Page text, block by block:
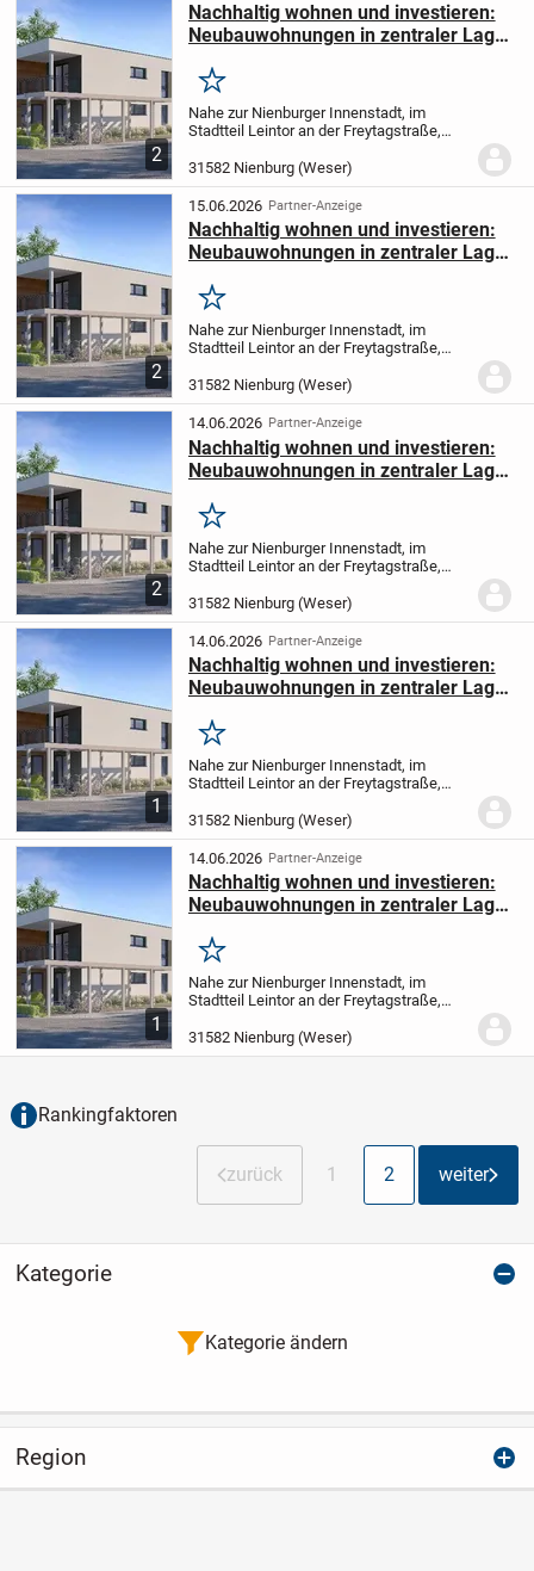
2
Nachhaltig wohnen und investieren:
Neubauwohnungen in zentraler Lage
Merken
Nahe zur Nienburger Innenstadt, im
Stadtteil Leintor an der Freytagstraße,
Bungalows und 7 Eigentumswohnungen.
Das Projekt wird nach modernen
baulichen Kriterien...
31582 Nienburg (Weser)
2
15.06.2026 Partner-Anzeige
Nachhaltig wohnen und investieren:
Neubauwohnungen in zentraler Lage
Merken
Nahe zur Nienburger Innenstadt, im
Stadtteil Leintor an der Freytagstraße,
Bungalows und 7 Eigentumswohnungen.
Das Projekt wird nach modernen
baulichen Kriterien...
31582 Nienburg (Weser)
2
14.06.2026 Partner-Anzeige
Nachhaltig wohnen und investieren:
Neubauwohnungen in zentraler Lage
Merken
Nahe zur Nienburger Innenstadt, im
Stadtteil Leintor an der Freytagstraße,
Bungalows und 7 Eigentumswohnungen.
Das Projekt wird nach modernen
baulichen Kriterien...
31582 Nienburg (Weser)
1
14.06.2026 Partner-Anzeige
Nachhaltig wohnen und investieren:
Neubauwohnungen in zentraler Lage
Merken
Nahe zur Nienburger Innenstadt, im
Stadtteil Leintor an der Freytagstraße,
Bungalows und 7 Eigentumswohnungen.
Das Projekt wird nach modernen
baulichen Kriterien...
31582 Nienburg (Weser)
1
14.06.2026 Partner-Anzeige
Nachhaltig wohnen und investieren:
Neubauwohnungen in zentraler Lage
Merken
Nahe zur Nienburger Innenstadt, im
Stadtteil Leintor an der Freytagstraße,
Bungalows und 7 Eigentumswohnungen.
Das Projekt wird nach modernen
31582 Nienburg (Weser)
Rankingfaktoren
zurück 1 2 weiter
Kategorie
Kategorie ändern
Region